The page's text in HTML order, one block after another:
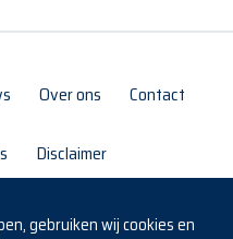
Over ons Contact
Disclaimer
gebruiken wij cookies en